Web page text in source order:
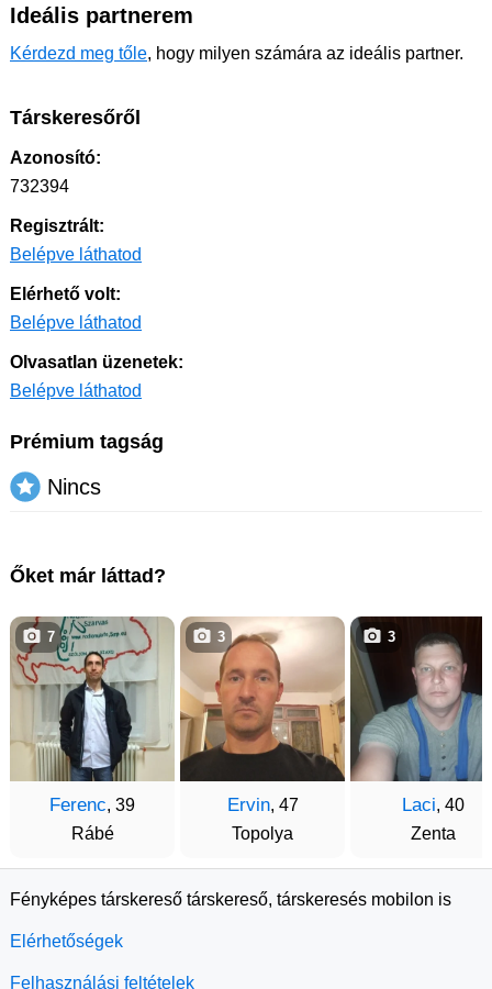
Ideális partnerem
Kérdezd meg tőle, hogy milyen számára az ideális partner.
Társkeresőről
Azonosító:
732394
Regisztrált:
Belépve láthatod
Elérhető volt:
Belépve láthatod
Olvasatlan üzenetek:
Belépve láthatod
Prémium tagság
Nincs
Őket már láttad?
Ferenc, 39
Rábé
7
Ervin, 47
Topolya
3
Laci, 40
Zenta
3
Fényképes társkereső társkereső, társkeresés mobilon is
Elérhetőségek
Felhasználási feltételek